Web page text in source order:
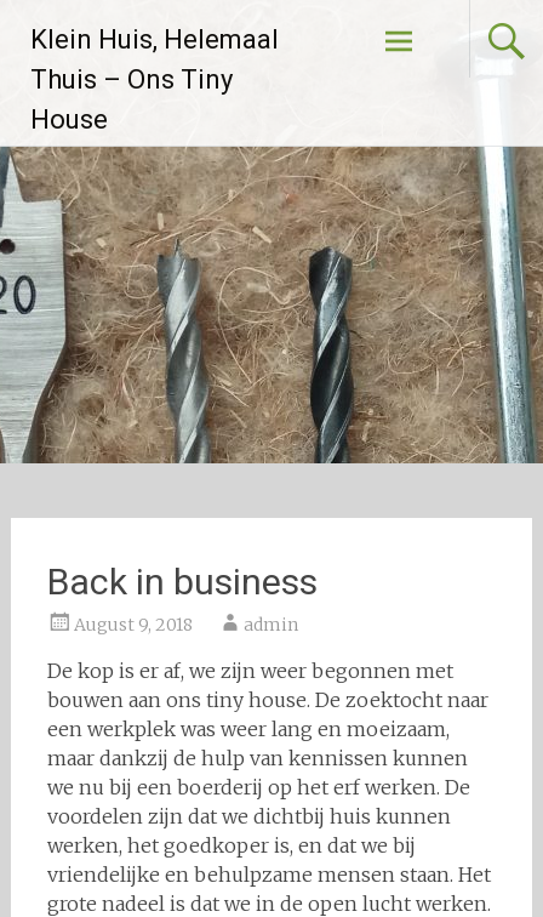
Klein Huis, Helemaal
Thuis – Ons Tiny
House
Skip to
content
Back in business
August 9, 2018 admin
De kop is er af, we zijn weer begonnen met
bouwen aan ons tiny house. De zoektocht naar
een werkplek was weer lang en moeizaam,
maar dankzij de hulp van kennissen kunnen
we nu bij een boerderij op het erf werken. De
voordelen zijn dat we dichtbij huis kunnen
werken, het goedkoper is, en dat we bij
vriendelijke en behulpzame mensen staan. Het
grote nadeel is dat we in de open lucht werken.